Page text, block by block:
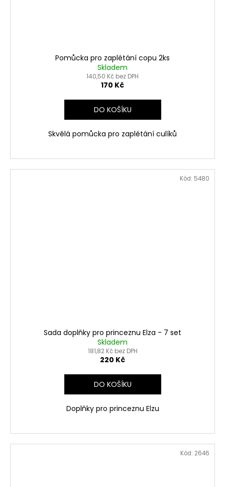
Pomůcka pro zaplétání copu 2ks
Skladem
140,50 Kč bez DPH
170 Kč
DO KOŠÍKU
Skvělá pomůcka pro zaplétání culíků
Sada doplňky pro princeznu Elza - 7 set
Skladem
181,82 Kč bez DPH
220 Kč
DO KOŠÍKU
Doplňky pro princeznu Elzu
Kód: 5480
Kód: 2646